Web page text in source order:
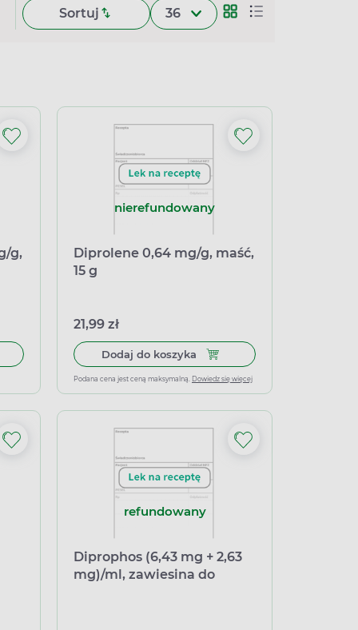
Sortuj 36
miękkich
g,
nierefundowany
Diprolene 0,64 mg/g, maść,
15 g
21,99 zł
Dodaj do koszyka Dodaj do koszyka Diprolene
Podana cena jest ceną maksymalną. Dowiedz się więcej
refundowany
Diprophos (6,43 mg + 2,63
mg)/ml, zawiesina do